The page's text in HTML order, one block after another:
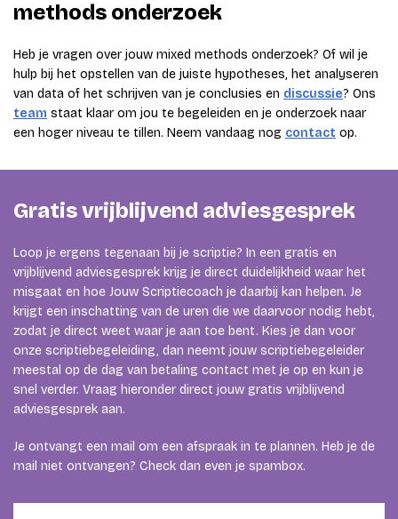
methods onderzoek
Heb je vragen over jouw mixed methods onderzoek? Of wil je
hulp bij het opstellen van de juiste hypotheses, het analyseren
van data of het schrijven van je conclusies en discussie? Ons
team staat klaar om jou te begeleiden en je onderzoek naar
een hoger niveau te tillen. Neem vandaag nog contact op.
Gratis vrijblijvend adviesgesprek
Loop je ergens tegenaan bij je scriptie? In een gratis en
vrijblijvend adviesgesprek krijg je direct duidelijkheid waar het
misgaat en hoe Jouw Scriptiecoach je daarbij kan helpen. Je
krijgt een inschatting van de uren die we daarvoor nodig hebt,
zodat je direct weet waar je aan toe bent. Kies je dan voor
onze scriptiebegeleiding, dan neemt jouw scriptiebegeleider
meestal op de dag van betaling contact met je op en kun je
snel verder. Vraag hieronder direct jouw gratis vrijblijvend
adviesgesprek aan.
Je ontvangt een mail om een afspraak in te plannen. Heb je de
mail niet ontvangen? Check dan even je spambox.